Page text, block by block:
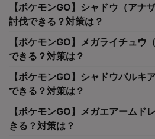
【ポケモンGO】シャドウ（アナ
討伐できる？対策は？
【ポケモンGO】メガライチュウ
できる？対策は？
【ポケモンGO】シャドウパルキ
できる？対策は？
【ポケモンGO】メガエアームド
きる？対策は？